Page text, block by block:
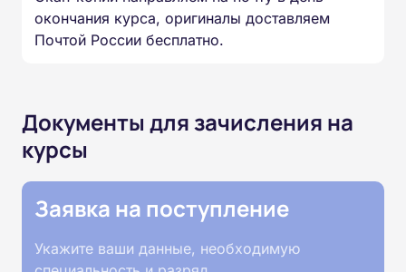
окончания курса, оригиналы доставляем
Почтой России бесплатно.
Документы для зачисления на
курсы
Заявка на поступление
Укажите ваши данные, необходимую